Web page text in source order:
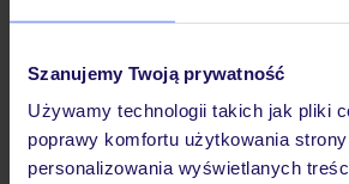
Szanujemy Twoją prywatność
Używamy technologii takich jak pliki
poprawy komfortu użytkowania
personalizowania wyświetlanych
Hotel